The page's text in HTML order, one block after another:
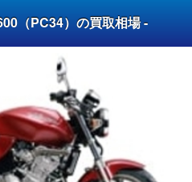
（PC34）の買取相場 -